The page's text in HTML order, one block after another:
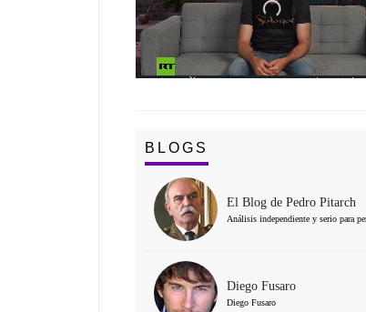
BLOGS
El Blog de Pedro Pitarch
Análisis independiente y serio para
Diego Fusaro
Diego Fusaro